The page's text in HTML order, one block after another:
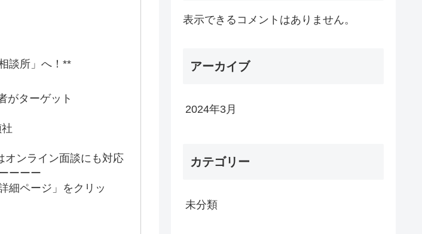
談所」へ！**
がターゲット
オンライン面談にも対応
ーーー
細ページ」をクリッ
表示できるコメントはありません。
アーカイブ
2024年3月
カテゴリー
未分類